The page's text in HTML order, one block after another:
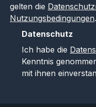
gelten die
Nutzungsbedingungen.
Datenschutz
Ich habe die
Kenntnis
mit ihnen